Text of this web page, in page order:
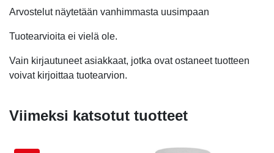
Arvostelut näytetään vanhimmasta uusimpaan
Tuotearvioita ei vielä ole.
Vain kirjautuneet asiakkaat, jotka ovat ostaneet tuotteen
voivat kirjoittaa tuotearvion.
Viimeksi katsotut tuotteet